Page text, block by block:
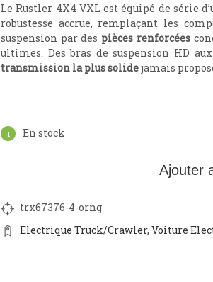
Le Rustler 4X4 VXL est équipé de série
robustesse accrue, remplaçant les
suspension par des pièces renforcées
ultimes. Des bras de suspension HD
transmission la plus solidejamais
En stock
Ajouter
trx67376-4-orng
Electrique Truck/Crawler, Voiture